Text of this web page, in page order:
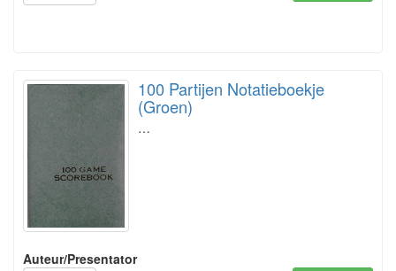
100 Partijen Notatieboekje
(Groen)
…
Auteur/Presentator